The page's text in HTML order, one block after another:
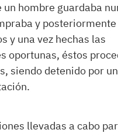
un hombre guardaba
y posteriormente
y una vez hechas las
oportunas, éstos
siendo detenido por
llevadas a cabo